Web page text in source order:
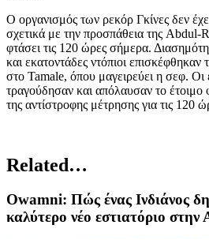
Ο οργανισμός των ρεκόρ Γκίνες δεν
σχετικά με την προσπάθεια της Abdul-
φτάσει τις 120 ώρες σήμερα.
και εκατοντάδες ντόπιοι
στο Tamale, όπου μαγειρεύει η σεφ. Οι
τραγούδησαν και απόλαυσαν το έτοιμο
της αντίστροφης μέτρησης για τις 120
Related…
Owamni: Πώς ένας Ινδιάνος
καλύτερο νέο εστιατόριο στην